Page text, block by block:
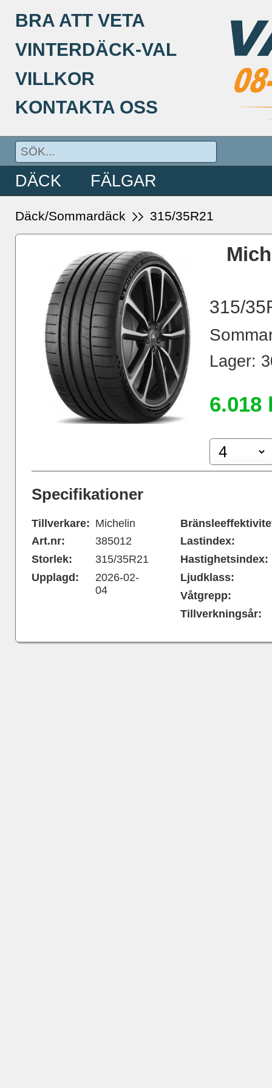
BRA ATT VETA
VINTERDÄCK-VAL
VILLKOR
KONTAKTA OSS
DÄCK FÄLGAR
Däck/Sommardäck 315/35R21
315/
Lager:
6.018
Specifikationer
Tillverkare:
Art.nr:
Storlek:
Upplagd:
Michelin
385012
315/35R21
2026-02-
04
Lastindex:
Hastighetsindex:
Ljudklass:
Våtgrepp:
Tillverkningsår: